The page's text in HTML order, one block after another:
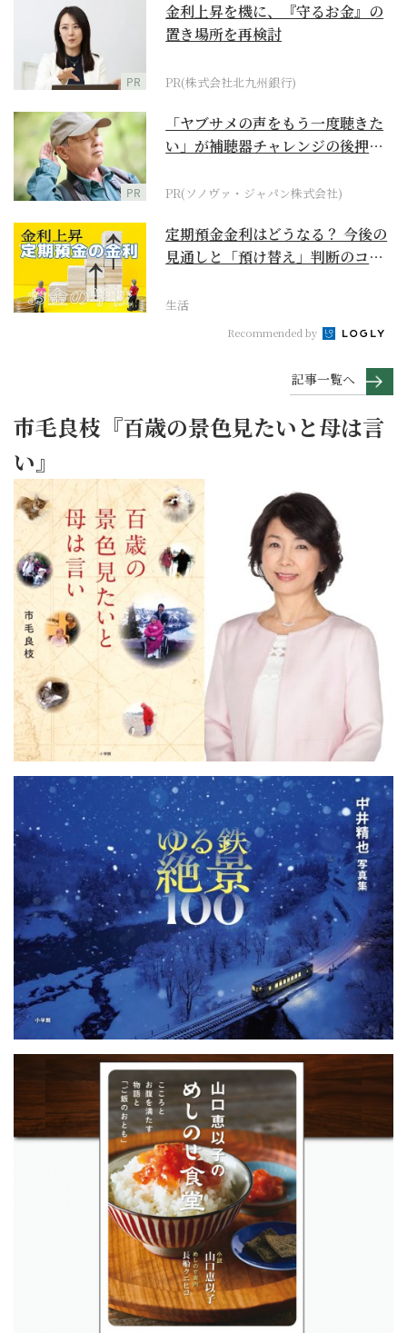
PR
金利上昇を機に、『守るお金』の
置き場所を再検討
PR(株式会社北九州銀行)
PR
「ヤブサメの声をもう一度聴きた
い」が補聴器チャレンジの後押し
PR(ソノヴァ・ジャパン株式会社)
定期預金金利はどうなる？ 今後の
見通しと「預け替え」判断のコツ
生活
Recommended by
記事一覧へ
市毛良枝『百歳の景色見たいと母は言
い』